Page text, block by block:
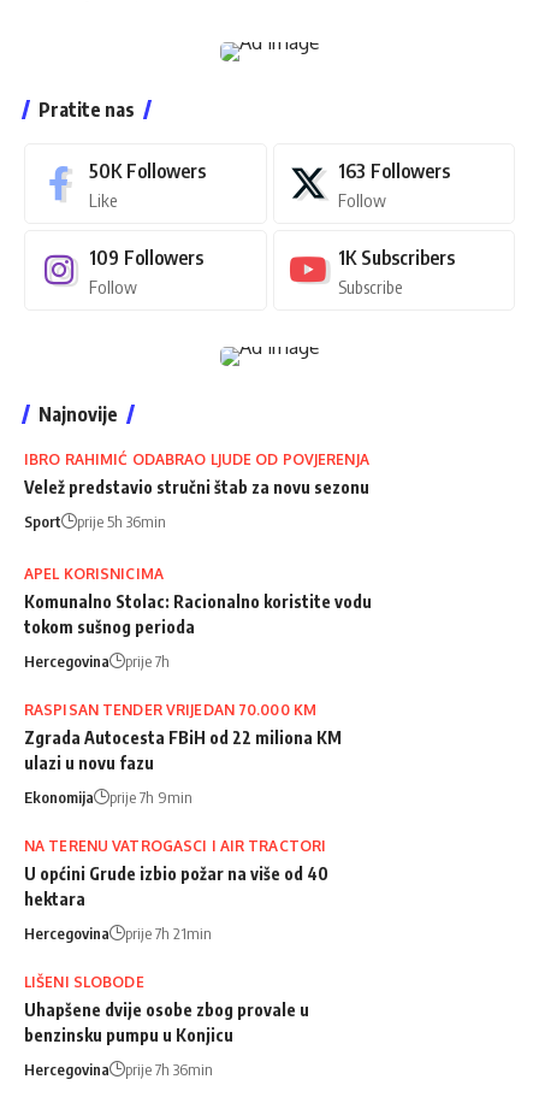
Pratite nas
50K Followers
Like
163 Followers
Follow
109 Followers
Follow
1K Subscribers
Subscribe
Najnovije
IBRO RAHIMIĆ ODABRAO LJUDE OD POVJERENJA
Velež predstavio stručni štab za novu sezonu
Sport prije 5h 36min
APEL KORISNICIMA
Komunalno Stolac: Racionalno koristite vodu
tokom sušnog perioda
Hercegovina prije 7h
RASPISAN TENDER VRIJEDAN 70.000 KM
Zgrada Autocesta FBiH od 22 miliona KM
ulazi u novu fazu
Ekonomija prije 7h 9min
NA TERENU VATROGASCI I AIR TRACTORI
U općini Grude izbio požar na više od 40
hektara
Hercegovina prije 7h 21min
LIŠENI SLOBODE
Uhapšene dvije osobe zbog provale u
benzinsku pumpu u Konjicu
Hercegovina prije 7h 36min